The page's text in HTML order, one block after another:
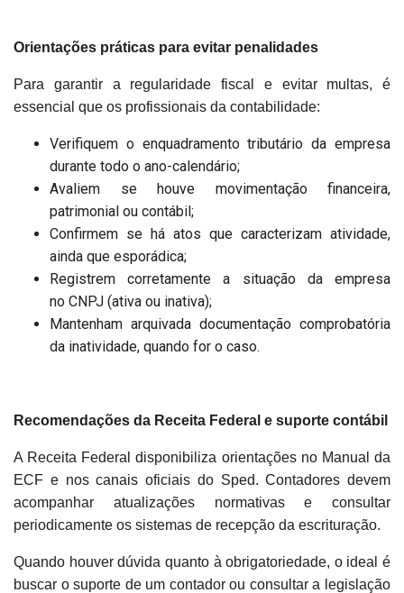
Orientações práticas para evitar penalidades
Para garantir a regularidade fiscal e evitar multas, é
essencial que os profissionais da contabilidade:
Verifiquem o enquadramento tributário da empresa
durante todo o ano-calendário;
Avaliem se houve movimentação financeira,
patrimonial ou contábil;
Confirmem se há atos que caracterizam atividade,
ainda que esporádica;
Registrem corretamente a situação da empresa
no CNPJ (ativa ou inativa);
Mantenham arquivada documentação comprobatória
da inatividade, quando for o caso.
Recomendações da Receita Federal e suporte contábil
A Receita Federal disponibiliza orientações no Manual da
ECF e nos canais oficiais do Sped. Contadores devem
acompanhar atualizações normativas e consultar
periodicamente os sistemas de recepção da escrituração.
Quando houver dúvida quanto à obrigatoriedade, o ideal é
buscar o suporte de um contador ou consultar a legislação